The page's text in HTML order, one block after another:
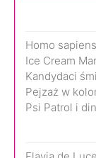
Homo
Ice Cream
Kandydaci
Pejzaż w
Psi Patrol i